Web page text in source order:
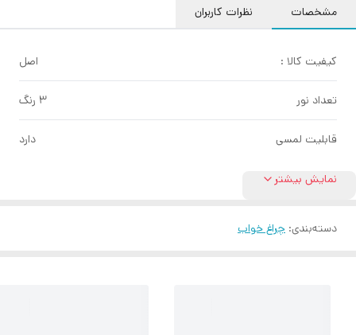
مشخصات نظرات کاربران
کیفیت کالا : اصل
تعداد نور 3 رنگ
قابلیت لمسی دارد
نمایش بیشتر
دسته‌بندی: چراغ خواب